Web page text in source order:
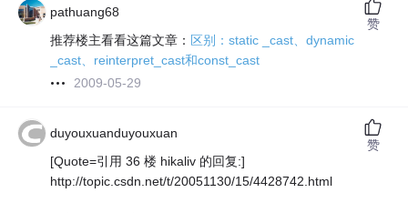
pathuang68
推荐楼主看看这篇文章： 区别：static _cast、dynamic
_cast、reinterpret_cast和const_cast
2009-05-29
赞
duyouxuanduyouxuan
[Quote=引用 36 楼 hikaliv 的回复:]
http://topic.csdn.net/t/20051130/15/4428742.html
赞